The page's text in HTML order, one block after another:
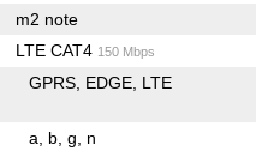
m2 note
LTE CAT4 150 Mbps
GPRS EDGE LTE
a b g n